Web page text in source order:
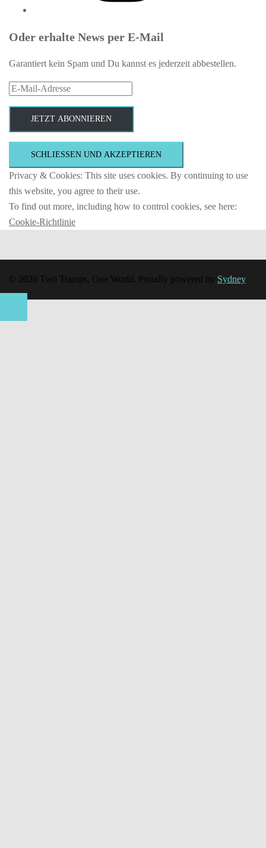
Oder erhalte News per E-Mail
Garantiert kein Spam und Du kannst es jederzeit abbestellen.
E-
AdresseJETZT ABONNIEREN
Privacy & Cookies: This site uses cookies. By continuing to use
this website, you agree to their use.
To find out more, including how to control cookies, see here:
Cookie-Richtlinie
© 2026 Two Tramps, One World. Proudly powered by Sydney